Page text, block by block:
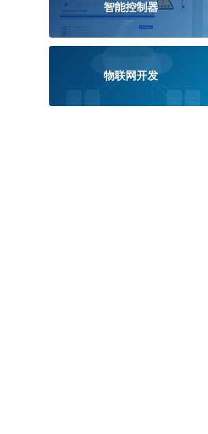
智能控制器
物联网开发